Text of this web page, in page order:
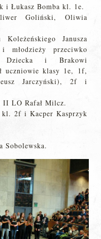
i Łukasz Bomba kl. 1e.
Goliński, Oliwia
Janusza
młodzieży przeciwko
Dziecka i Brakowi
uczniowie klasy 1e, 1f,
Jarczyński), 2f i
II LO Rafał Milcz.
kl. 2f i Kacper Kasprzyk
Sobolewska.